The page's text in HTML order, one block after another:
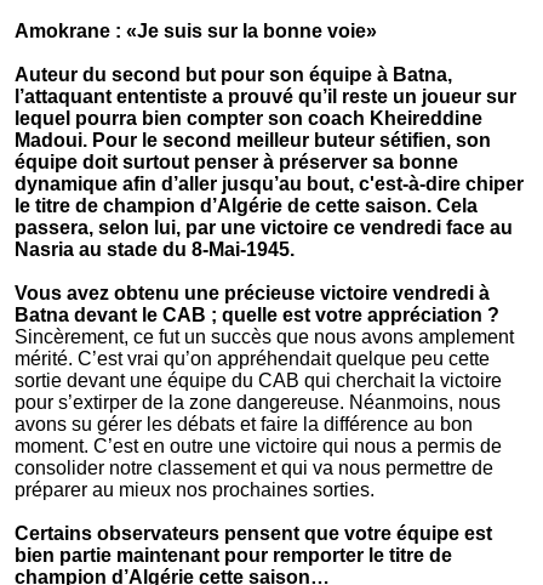
Amokrane : «Je suis sur la bonne voie»
Auteur du second but pour son équipe à Batna,
l’attaquant ententiste a prouvé qu’il reste un joueur sur
lequel pourra bien compter son coach Kheireddine
Madoui. Pour le second meilleur buteur sétifien, son
équipe doit surtout penser à préserver sa bonne
dynamique afin d’aller jusqu’au bout, c'est-à-dire chiper
le titre de champion d’Algérie de cette saison. Cela
passera, selon lui, par une victoire ce vendredi face au
Nasria au stade du 8-Mai-1945.
Vous avez obtenu une précieuse victoire vendredi à
Batna devant le CAB ; quelle est votre appréciation ?
Sincèrement, ce fut un succès que nous avons amplement
mérité. C’est vrai qu’on appréhendait quelque peu cette
sortie devant une équipe du CAB qui cherchait la victoire
pour s’extirper de la zone dangereuse. Néanmoins, nous
avons su gérer les débats et faire la différence au bon
moment. C’est en outre une victoire qui nous a permis de
consolider notre classement et qui va nous permettre de
préparer au mieux nos prochaines sorties.
Certains observateurs pensent que votre équipe est
bien partie maintenant pour remporter le titre de
champion d’Algérie cette saison…